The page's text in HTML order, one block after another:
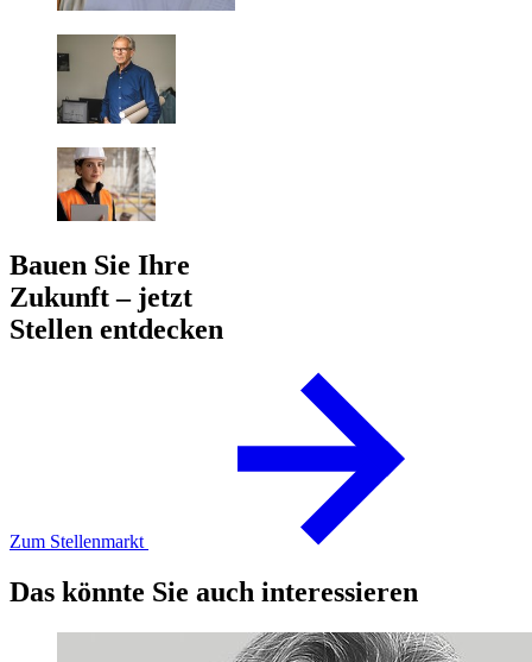
Bauen Sie Ihre
Zukunft – jetzt
Stellen entdecken
Zum Stellenmarkt
Das könnte Sie auch interessieren